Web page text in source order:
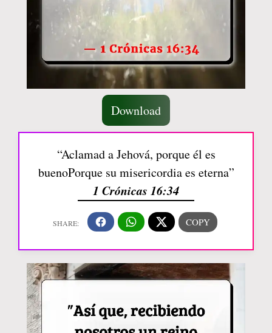
Download
“Aclamad a Jehová, porque él es
buenoPorque su misericordia es eterna”
1 Crónicas 16:34